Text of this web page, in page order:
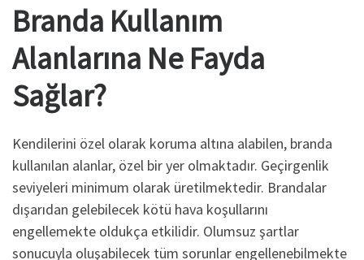
Branda Kullanım
Alanlarına Ne Fayda
Sağlar?
Kendilerini özel olarak koruma altına alabilen, branda
kullanılan alanlar, özel bir yer olmaktadır. Geçirgenlik
seviyeleri minimum olarak üretilmektedir. Brandalar
dışarıdan gelebilecek kötü hava koşullarını
engellemekte oldukça etkilidir. Olumsuz şartlar
sonucuyla oluşabilecek tüm sorunlar engellenebilmekte